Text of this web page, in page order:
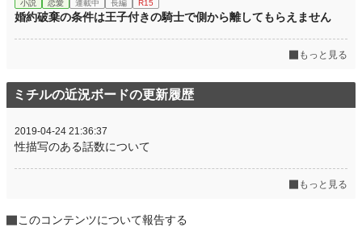
小説 恋愛 連載中 長編 R15
婚約破棄の条件は王子付きの騎士で側から離してもらえません
もっと見る
ミチルの近況ボードの更新履歴
2019-04-24 21:36:37
性描写のある話数について
もっと見る
このコンテンツについて報告する